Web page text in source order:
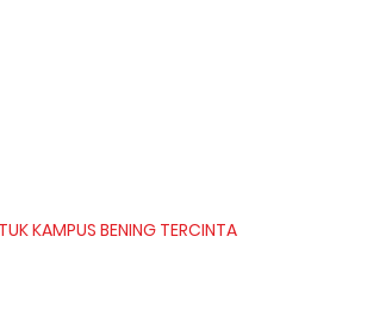
KAMPUS BENING TERCINTA